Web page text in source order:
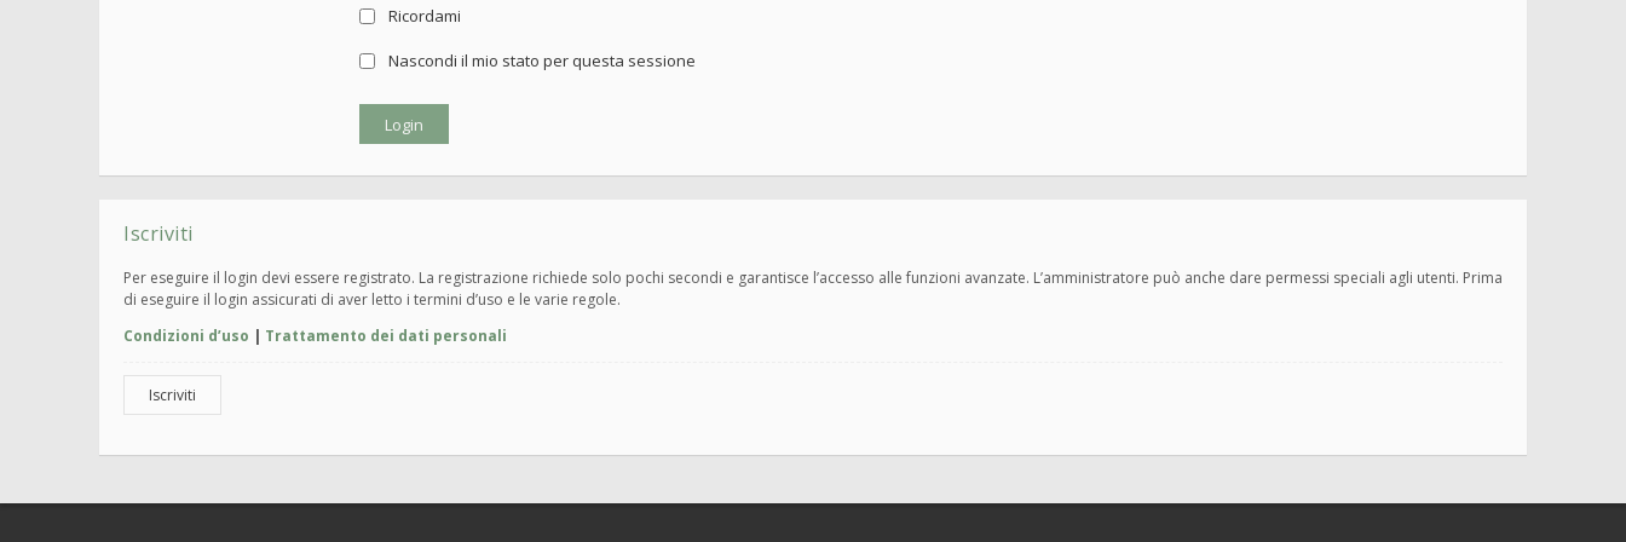
Ricordami
Nascondi il mio stato per questa sessione
Iscriviti
Per eseguire il login devi essere registrato. La registrazione richiede solo pochi secondi e garantisce l’accesso alle funzioni avanzate. L’amministratore può anche dare permessi speciali agli utenti. Prima
di eseguire il login assicurati di aver letto i termini d’uso e le varie regole.
Condizioni d’uso | Trattamento dei dati personali
Iscriviti